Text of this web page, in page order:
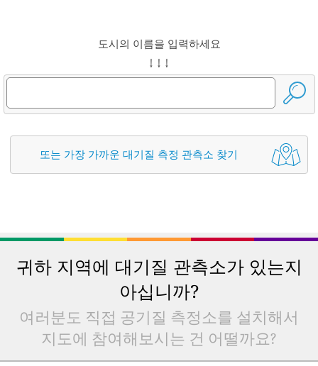
도시의 이름을 입력하세요
↓ ↓ ↓
또는 가장 가까운 대기질 측정 관측소 찾기
귀하 지역에 대기질 관측소가 있는지
아십니까?
여러분도 직접 공기질 측정소를 설치해서
지도에 참여해보시는 건 어떨까요?